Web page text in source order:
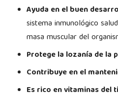
Ayuda en el buen
sistema inmunológico
masa muscular del
Protege la lozanía de la
Contribuye en el